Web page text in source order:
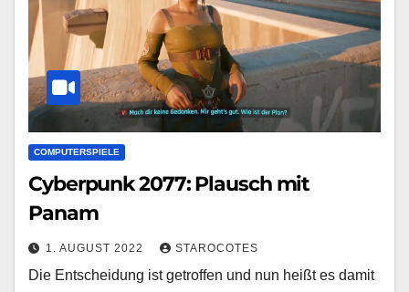
COMPUTERSPIELE
Cyberpunk 2077: Plausch mit
Panam
1. AUGUST 2022 STAROCOTES
Die Entscheidung ist getroffen und nun heißt es damit